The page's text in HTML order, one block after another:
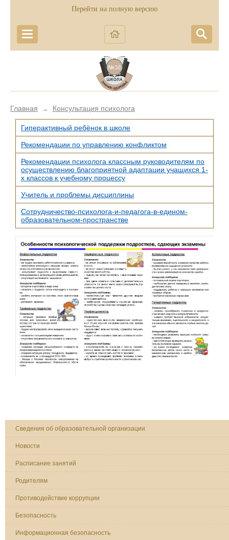
Перейти на полную версию
Главная → Консультация психолога
Гиперактивный ребёнок в школе
Рекомендации по управлению конфликтом
Рекомендации психолога классным руководителям по
осуществлению благоприятной адаптации учащихся 1-
х классов к учебному процессу
Учитель и проблемы дисциплины
Сотрудничество-психолога-и-педагога-в-едином-
образовательном-пространстве
Сведения об образовательной организации
Новости
Расписание занятий
Родителям
Противодействие коррупции
Безопасность
Информационная безопасность